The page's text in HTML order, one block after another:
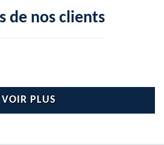
de nos clients
VOIR PLUS